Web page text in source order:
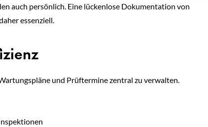
auch persönlich. Eine lückenlose Dokumentation von
essenziell.
und Prüftermine zentral zu verwalten.